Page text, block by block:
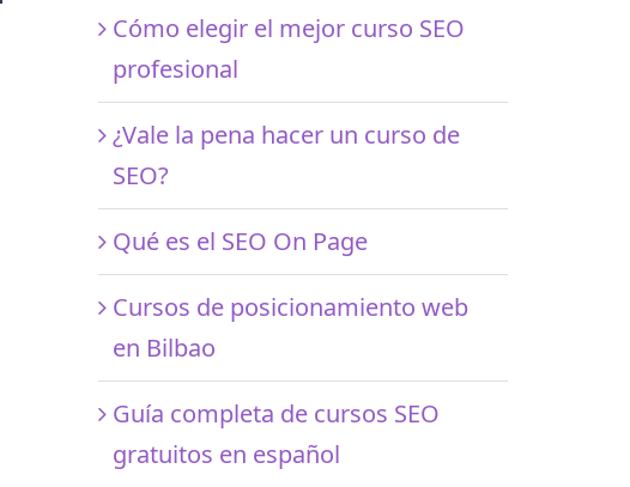
Cómo elegir el mejor curso SEO
profesional
¿Vale la pena hacer un curso de
SEO?
Qué es el SEO On Page
Cursos de posicionamiento web
en Bilbao
Guía completa de cursos SEO
gratuitos en español